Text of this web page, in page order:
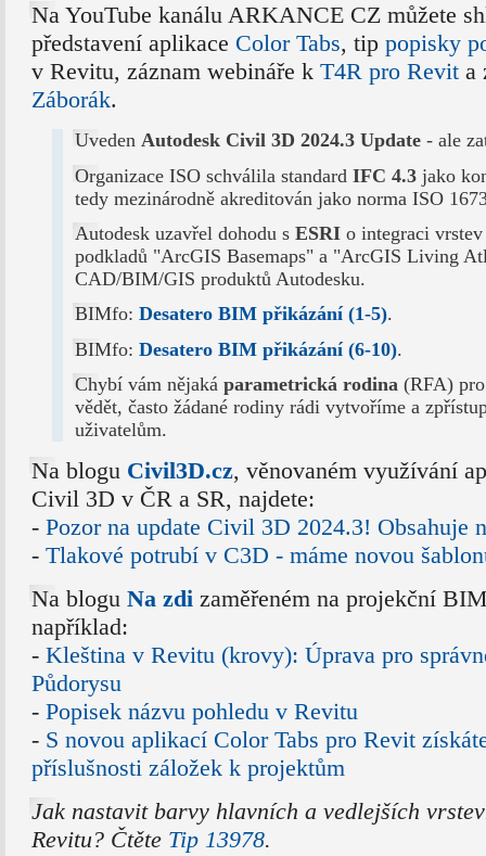
Na YouTube kanálu ARKANCE CZ můžete
představení aplikace Color Tabs, tip popisky
v Revitu, záznam webináře k T4R pro Revita
Záborák.
UvedenAutodesk Civil 3D 2024.3 Update - ale
Organizace ISO schválila standardIFC 4.3 jako
tedy mezinárodně akreditován jako norma ISO
Autodesk uzavřel dohodu sESRI o integraci
podkladů "ArcGIS Basemaps" a "ArcGIS Living
CAD/BIM/GIS produktů Autodesku.
BIMfo:Desatero BIM přikázání (1-5).
BIMfo:Desatero BIM přikázání (6-10).
Chybí vám nějakáparametrická rodina (RFA)
vědět, často žádané rodiny rádi vytvoříme a
uživatelům.
Na blogu Civil3D.cz, věnovaném využívání
Civil 3D v ČR a SR, najdete:
- Pozor na update Civil 3D 2024.3! Obsahuje
- Tlakové potrubí v C3D - máme novou
Na blogu Na zdi zaměřeném na projekční
například:
- Kleština v Revitu (krovy): Úprava pro
Půdorysu
- Popisek názvu pohledu v Revitu
- S novou aplikací Color Tabs pro Revit
příslušnosti záložek k projektům
Jak nastavit barvy hlavních a vedlejších
Revitu? Čtěte Tip 13978.